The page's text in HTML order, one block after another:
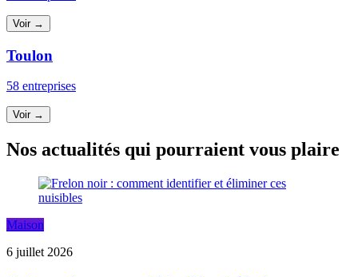
Voir →
Toulon
58 entreprises
Voir →
Nos actualités qui pourraient vous plaire
Maison
6 juillet 2026